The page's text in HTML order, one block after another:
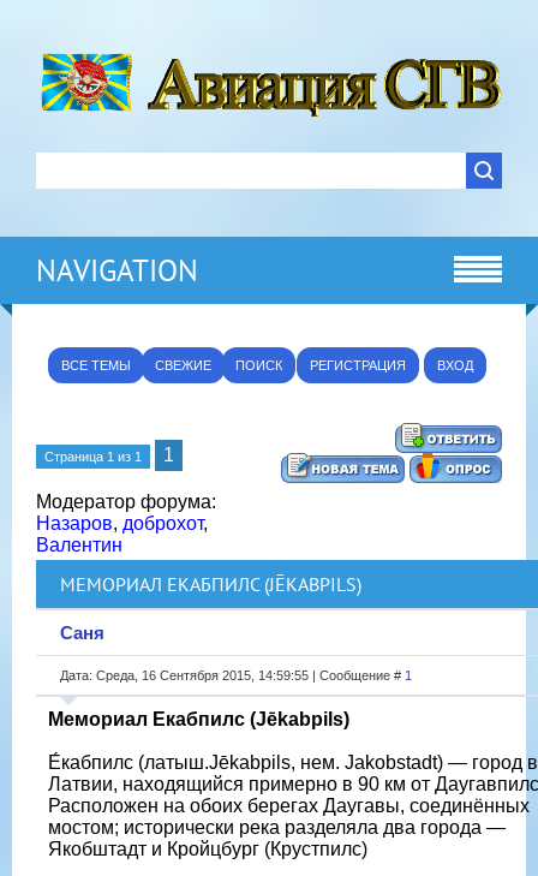
NAVIGATION
ВСЕ ТЕМЫ СВЕЖИЕ ПОИСК РЕГИСТРАЦИЯ ВХОД
Страница 1 из 1 1
Модератор форума:
Назаров, доброхот,
Валентин
МЕМОРИАЛ ЕКАБПИЛС (JĒKABPILS)
Саня
Дата: Среда, 16 Сентября 2015, 14:59:55 | Сообщение # 1
Мемориал Екабпилс (Jēkabpils)
Е́кабпилс (латыш.Jēkabpils, нем. Jakobstadt) — город в
Латвии, находящийся примерно в 90 км от
Расположен на обоих берегах Даугавы, соединённых
мостом; исторически река разделяла два города —
Якобштадт и Кройцбург (Крустпилс)